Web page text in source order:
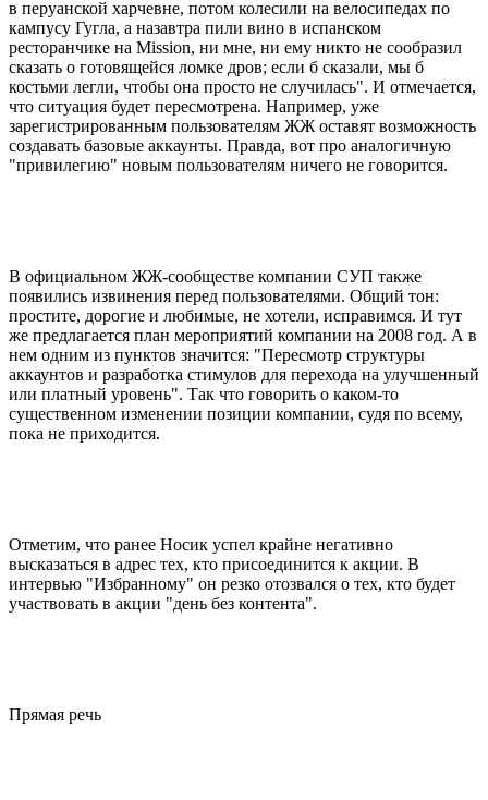
в перуанской харчевне, потом колесили на велосипедах по
кампусу Гугла, а назавтра пили вино в испанском
ресторанчике на Mission, ни мне, ни ему никто не сообразил
сказать о готовящейся ломке дров; если б сказали, мы б
костьми легли, чтобы она просто не случилась". И отмечается,
что ситуация будет пересмотрена. Например, уже
зарегистрированным пользователям ЖЖ оставят возможность
создавать базовые аккаунты. Правда, вот про аналогичную
"привилегию" новым пользователям ничего не говорится.
В официальном ЖЖ-сообществе компании СУП также
появились извинения перед пользователями. Общий тон:
простите, дорогие и любимые, не хотели, исправимся. И тут
же предлагается план мероприятий компании на 2008 год. А в
нем одним из пунктов значится: "Пересмотр структуры
аккаунтов и разработка стимулов для перехода на улучшенный
или платный уровень". Так что говорить о каком-то
существенном изменении позиции компании, судя по всему,
пока не приходится.
Отметим, что ранее Носик успел крайне негативно
высказаться в адрес тех, кто присоединится к акции. В
интервью "Избранному" он резко отозвался о тех, кто будет
участвовать в акции "день без контента".
Прямая речь